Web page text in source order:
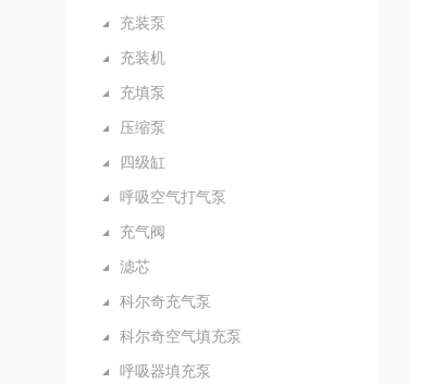
充装泵
充装机
充填泵
压缩泵
四级缸
呼吸空气打气泵
充气阀
滤芯
科尔奇充气泵
科尔奇空气填充泵
呼吸器填充泵